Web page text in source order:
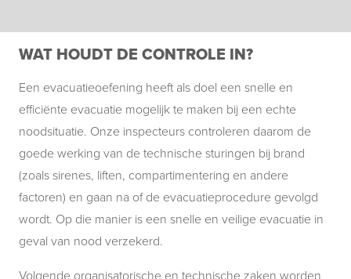
WAT HOUDT DE CONTROLE IN?
Een evacuatieoefening heeft als doel een snelle en
efficiënte evacuatie mogelijk te maken bij een echte
noodsituatie. Onze inspecteurs controleren daarom de
goede werking van de technische sturingen bij brand
(zoals sirenes, liften, compartimentering en andere
factoren) en gaan na of de evacuatieprocedure gevolgd
wordt. Op die manier is een snelle en veilige evacuatie in
geval van nood verzekerd.
Volgende organisatorische en technische zaken worden